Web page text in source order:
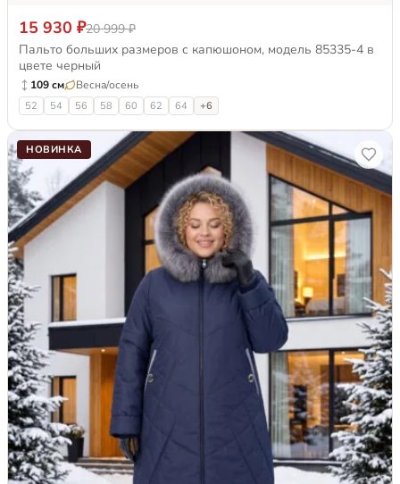
15 930 ₽20 999 ₽
Пальто больших размеров с капюшоном, модель 85335-4 в
цвете черный
109 см Весна/осень
52 54 56 58 60 62 64 +6
НОВИНКА